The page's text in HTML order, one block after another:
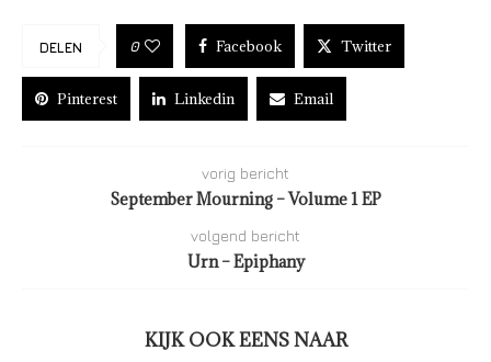
DELEN 0 Facebook Twitter
Pinterest Linkedin Email
vorig bericht
September Mourning – Volume 1 EP
volgend bericht
Urn – Epiphany
KIJK OOK EENS NAAR